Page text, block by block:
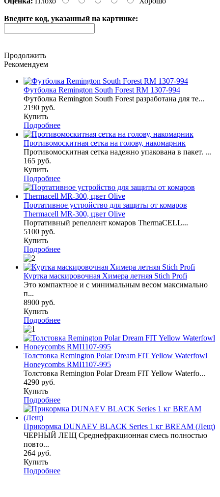
Введите код, указанный на картинке:
Продолжить
Рекомендуем
Футболка Remington South Forest RM 1307-994
Футболка Remington South Forest разработана для те...
2190 руб.
Купить
Подробнее
Противомоскитная сетка на голову, накомарник
Противомоскитная сетка надежно упакована в пакет. ...
165 руб.
Купить
Подробнее
Портативное устройство для защиты от комаров
Thermaсеll MR-300, цвет Olive
Портативный репеллент комаров ThermaCELL...
5100 руб.
Купить
Подробнее
Куртка маскировочная Химера летняя Stich Profi
Это компактное и с минимальным весом максимально
п...
8900 руб.
Купить
Подробнее
Толстовка Remington Polar Dream FIT Yellow Waterfowl
Honeycombs RMI1107-995
Толстовка Remington Polar Dream FIT Yellow Waterfo...
4290 руб.
Купить
Подробнее
Прикормка DUNAEV BLACK Series 1 кг BREAM (Лещ)
ЧЕРНЫЙ ЛЕЩ Среднефракционная смесь полностью
повто...
264 руб.
Купить
Подробнее